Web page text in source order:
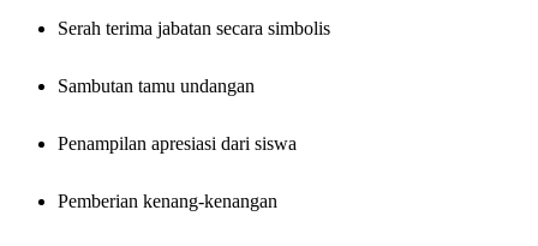
Serah terima jabatan secara simbolis
Sambutan tamu undangan
Penampilan apresiasi dari siswa
Pemberian kenang-kenangan